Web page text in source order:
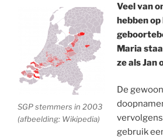
SGP stemmers in 2003
(afbeelding: Wikipedia)
Veel van
hebben op
Maria
ze als Jan
De
gebruik